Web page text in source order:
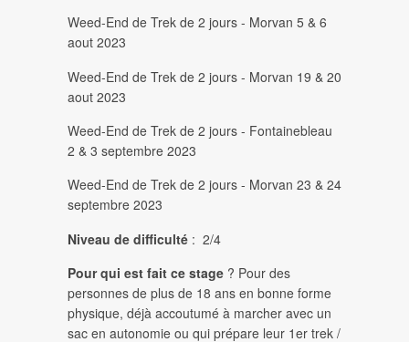
Weed-End de Trek de 2 jours - Morvan 5 & 6
aout 2023
Weed-End de Trek de 2 jours - Morvan 19 & 20
aout 2023
Weed-End de Trek de 2 jours - Fontainebleau
2 & 3 septembre 2023
Weed-End de Trek de 2 jours - Morvan 23 & 24
septembre 2023
Niveau de difficulté : 2/4
Pour qui est fait ce stage ? Pour des
personnes de plus de 18 ans en bonne forme
physique, déjà accoutumé à marcher avec un
sac en autonomie ou qui prépare leur 1er trek /